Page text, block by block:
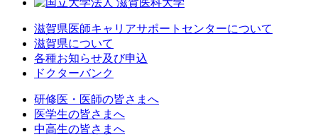
滋賀県医師キャリアサポートセンターについて
滋賀県について
各種お知らせ及び申込
ドクターバンク
研修医・医師の皆さまへ
医学生の皆さまへ
中高生の皆さまへ